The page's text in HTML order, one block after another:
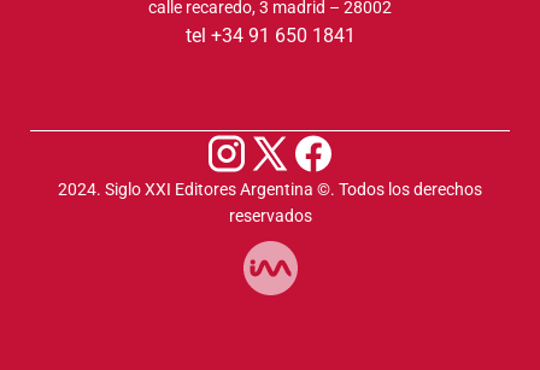
calle recaredo, 3 madrid – 28002
tel +34 91 650 1841
2024. Siglo XXI Editores Argentina ©️. Todos los derechos
reservados